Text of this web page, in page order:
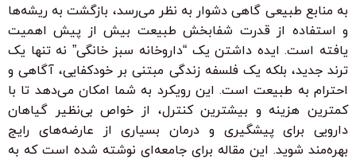
به منابع طبیعی گاهی دشوار به نظر می‌رسد، بازگشت به ریشه‌ها
و استفاده از قدرت شفابخش طبیعت بیش از پیش اهمیت
یافته است. ایده داشتن یک “داروخانه سبز خانگی” نه تنها یک
ترند جدید، بلکه یک فلسفه زندگی مبتنی بر خودکفایی، آگاهی و
احترام به طبیعت است. این رویکرد به شما امکان می‌دهد تا با
کمترین هزینه و بیشترین کنترل، از خواص بی‌نظیر گیاهان
دارویی برای پیشگیری و درمان بسیاری از عارضه‌های رایج
بهره‌مند شوید. این مقاله برای جامعه‌ای نوشته شده است که به